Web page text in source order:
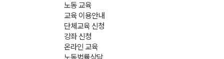
노동 교육
교육 이용안내
단체교육 신청
강좌 신청
온라인 교육
노동법률상담